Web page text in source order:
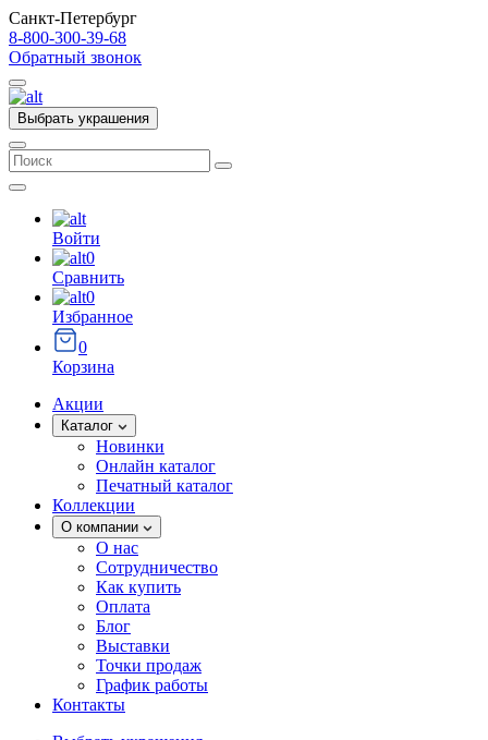
Санкт-Петербург
8-800-300-39-68
Обратный звонок
Выбрать украшения
Войти
0
Сравнить
0
Избранное
0
Корзина
Акции
Каталог
Новинки
Онлайн каталог
Печатный каталог
Коллекции
О компании
О нас
Сотрудничество
Как купить
Оплата
Блог
Выставки
Точки продаж
График работы
Контакты